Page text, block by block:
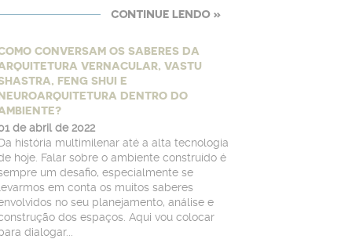
CONVERSAM OS SABERES DA
VERNACULAR, VASTU
FENG SHUI E
DENTRO DO
de abril de 2022
história multimilenar até a alta tecnologia
hoje. Falar sobre o ambiente construído é
um desafio, especialmente se
em conta os muitos saberes
no seu planejamento, análise e
dos espaços. Aqui vou colocar
dialogar...